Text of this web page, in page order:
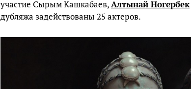
участие Сырым Кашкабаев,Алтынай Ногербек
дубляжа задействованы 25 актеров.